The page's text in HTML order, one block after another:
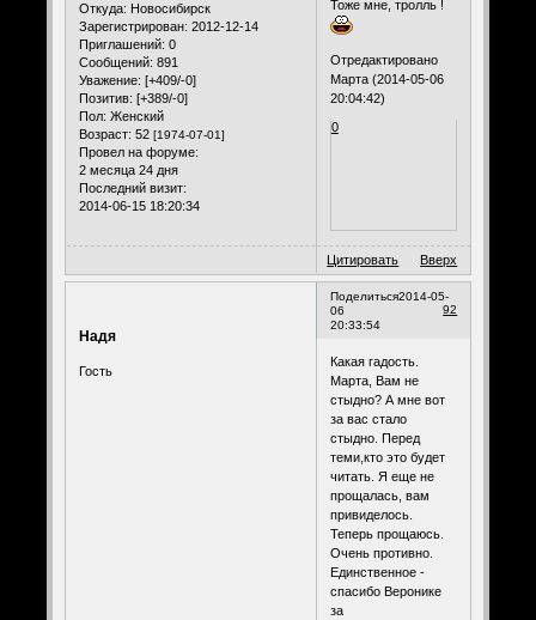
Откуда: Новосибирск
Зарегистрирован: 2012-12-14
Приглашений: 0
Сообщений: 891
Уважение: [+409/-0]
Позитив: [+389/-0]
Пол: Женский
Возраст: 52 [1974-07-01]
Провел на форуме:
2 месяца 24 дня
Последний визит:
2014-06-15 18:20:34
Тоже мне, тролль !
Отредактировано
Марта (2014-05-06
20:04:42)
0
Цитировать Вверх
Поделиться
92
2014-05-
06
20:33:54
Надя
Гость
Какая гадость.
Марта, Вам не
стыдно? А мне вот
за вас стало
стыдно. Перед
теми,кто это будет
читать. Я еще не
прощалась, вам
привиделось.
Теперь прощаюсь.
Очень противно.
Единственное -
спасибо Веронике
за